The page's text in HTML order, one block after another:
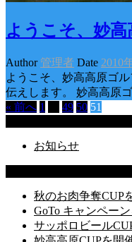
ようこそ、妙
Author 管理者 Date 2010
ようこそ、妙高高原ゴ
伝えします。 妙高高原
« 前へ 1 49 50 51
お知らせ
秋のお肉争奪CUP
GoTo キャンペー
サッポロビール